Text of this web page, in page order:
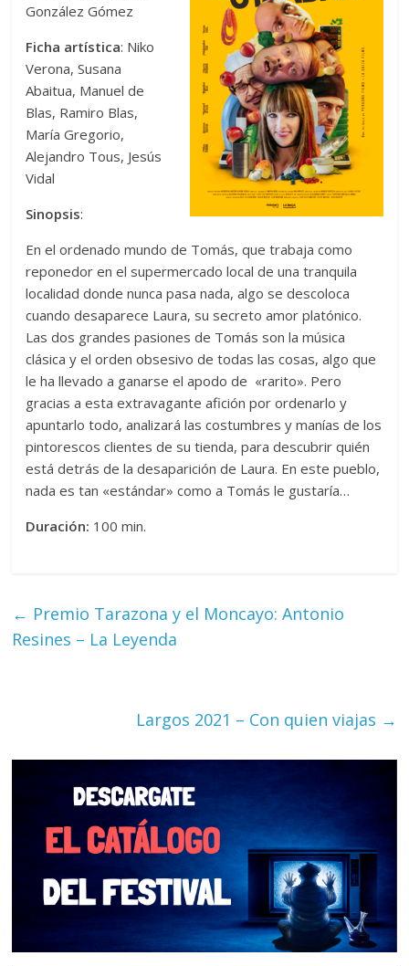
González Gómez
Ficha artística: Niko
Verona, Susana
Abaitua, Manuel de
Blas, Ramiro Blas,
María Gregorio,
Alejandro Tous, Jesús
Vidal
Sinopsis:
En el ordenado mundo de Tomás, que trabaja como
reponedor en el supermercado local de una tranquila
localidad donde nunca pasa nada, algo se descoloca
cuando desaparece Laura, su secreto amor platónico.
Las dos grandes pasiones de Tomás son la música
clásica y el orden obsesivo de todas las cosas, algo que
le ha llevado a ganarse el apodo de «rarito». Pero
gracias a esta extravagante afición por ordenarlo y
apuntarlo todo, analizará las costumbres y manías de los
pintorescos clientes de su tienda, para descubrir quién
está detrás de la desaparición de Laura. En este pueblo,
nada es tan «estándar» como a Tomás le gustaría…
Duración: 100 min.
← Premio Tarazona y el Moncayo: Antonio
Resines – La Leyenda
Largos 2021 – Con quien viajas →